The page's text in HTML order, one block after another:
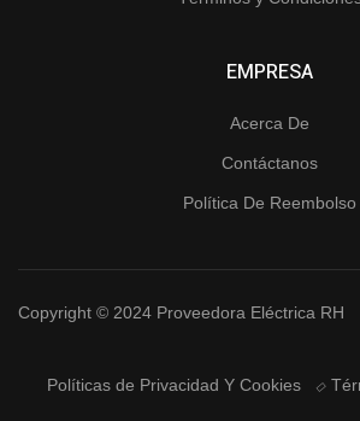
EMPRESA
Acerca De
Contáctanos
Política De Reembolso
Copyright © 2024 Proveedora Eléctrica RH
Políticas de Privacidad Y Cookies